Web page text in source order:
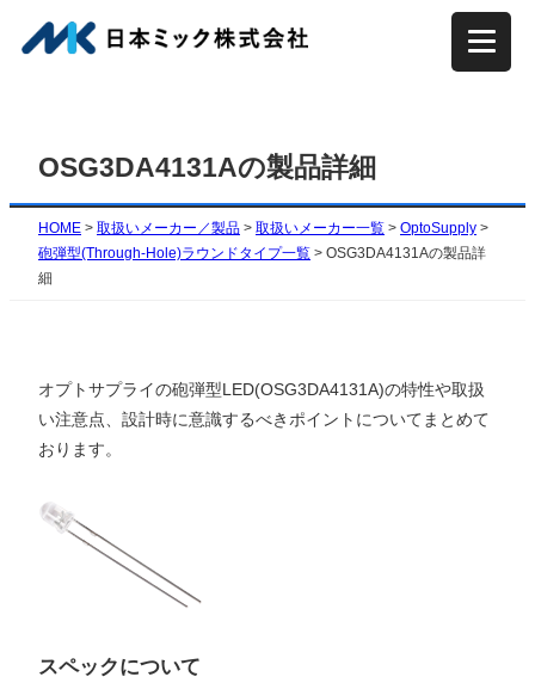
容
プ
OSG3DA4131Aの製品詳細
HOME > 取扱いメーカー／製品 > 取扱いメーカー一覧 > OptoSupply >
砲弾型(Through-Hole)ラウンドタイプ一覧 > OSG3DA4131Aの製品詳
細
オプトサプライの砲弾型LED(OSG3DA4131A)の特性や取扱
い注意点、設計時に意識するべきポイントについてまとめて
おります。
スペックについて